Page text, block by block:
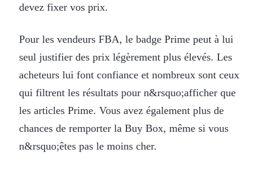
devez fixer vos prix.
Pour les vendeurs FBA, le badge Prime peut à lui
seul justifier des prix légèrement plus élevés. Les
acheteurs lui font confiance et nombreux sont ceux
qui filtrent les résultats pour n&rsquo;afficher que
les articles Prime. Vous avez également plus de
chances de remporter la Buy Box, même si vous
n&rsquo;êtes pas le moins cher.